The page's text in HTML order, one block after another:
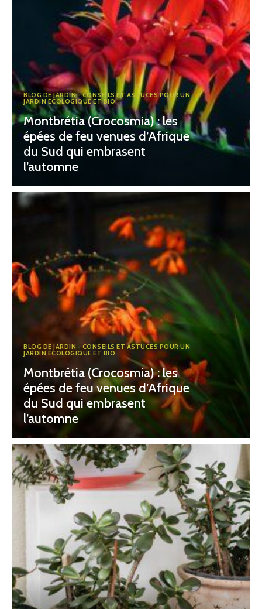
BLOG DE JARDIN - CONSEILS ET ASTUCES POUR UN
JARDIN ÉCOLOGIQUE ET BIO
Montbrétia (Crocosmia) : les
épées de feu venues d’Afrique
du Sud qui embrasent
l’automne
BLOG DE JARDIN - CONSEILS ET ASTUCES POUR UN
JARDIN ÉCOLOGIQUE ET BIO
Montbrétia (Crocosmia) : les
épées de feu venues d’Afrique
du Sud qui embrasent
l’automne